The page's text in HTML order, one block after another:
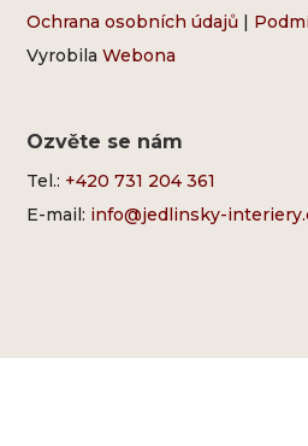
Ochrana osobních údajů |
VyrobilaWebona
Ozvěte se nám
Tel.: +420 731 204 361
E-mail: info@jedlinsky-